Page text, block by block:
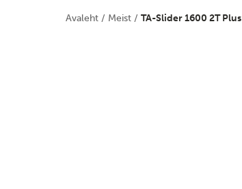
Avaleht / Meist / TA-Slider 1600 2T Plus